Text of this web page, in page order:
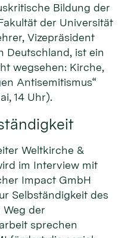
Bildung der
der Universität
Vizepräsident
Deutschland, ist ein
wegsehen: Kirche,
Antisemitismus“
14 Uhr).
Weltkirche &
im Interview mit
Impact GmbH
Selbständigkeit des
Weg der
sprechen